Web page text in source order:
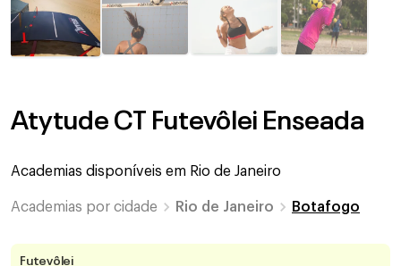
Atytude CT Futevôlei Enseada
Academias disponíveis em Rio de Janeiro
Academias por cidade Rio de Janeiro Botafogo
Futevôlei